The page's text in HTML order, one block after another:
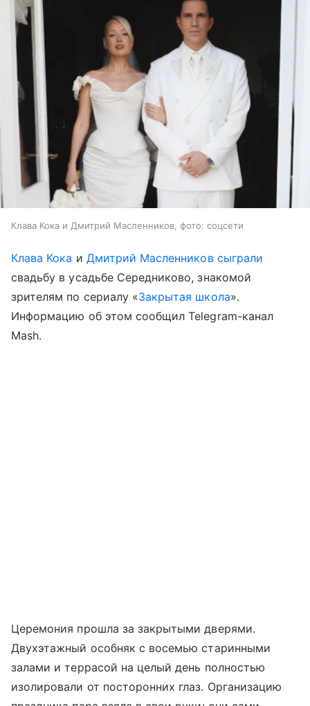
Клава Кока и Дмитрий Масленников, фото: соцсети
Клава Кока и Дмитрий Масленников сыграли
свадьбу в усадьбе Середниково, знакомой
зрителям по сериалу «Закрытая школа».
Информацию об этом сообщил Telegram-канал
Mash.
Церемония прошла за закрытыми дверями.
Двухэтажный особняк с восемью старинными
залами и террасой на целый день полностью
изолировали от посторонних глаз. Организацию